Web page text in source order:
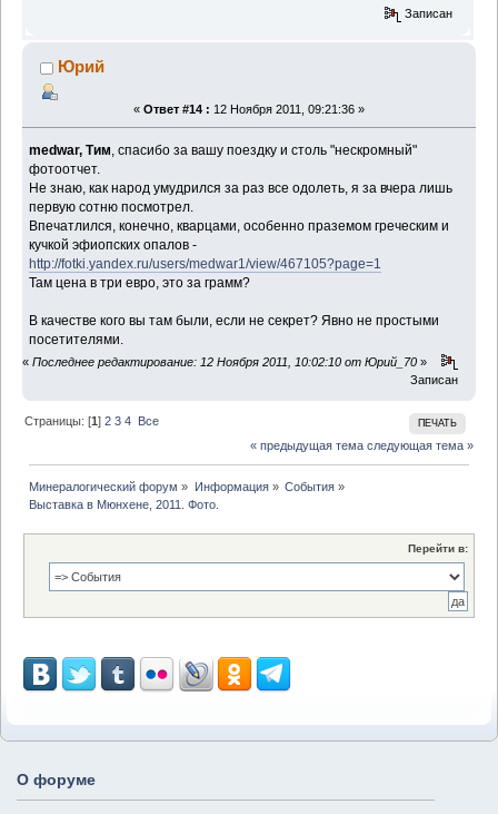
Записан
Юрий
« Ответ #14 : 12 Ноября 2011, 09:21:36 »
medwar, Тим, спасибо за вашу поездку и столь "нескромный"
фотоотчет.
Не знаю, как народ умудрился за раз все одолеть, я за вчера лишь
первую сотню посмотрел.
Впечатлился, конечно, кварцами, особенно праземом греческим и
кучкой эфиопских опалов -
http://fotki.yandex.ru/users/medwar1/view/467105?page=1
Там цена в три евро, это за грамм?
В качестве кого вы там были, если не секрет? Явно не простыми
посетителями.
« Последнее редактирование: 12 Ноября 2011, 10:02:10 от Юрий_70 »
Записан
ПЕЧАТЬ
Страницы: [1]2 3 4
Все
« предыдущая тема следующая тема »
Минералогический форум » Информация» События»
Выставка в Мюнхене, 2011. Фото.
Перейти в:
О форуме